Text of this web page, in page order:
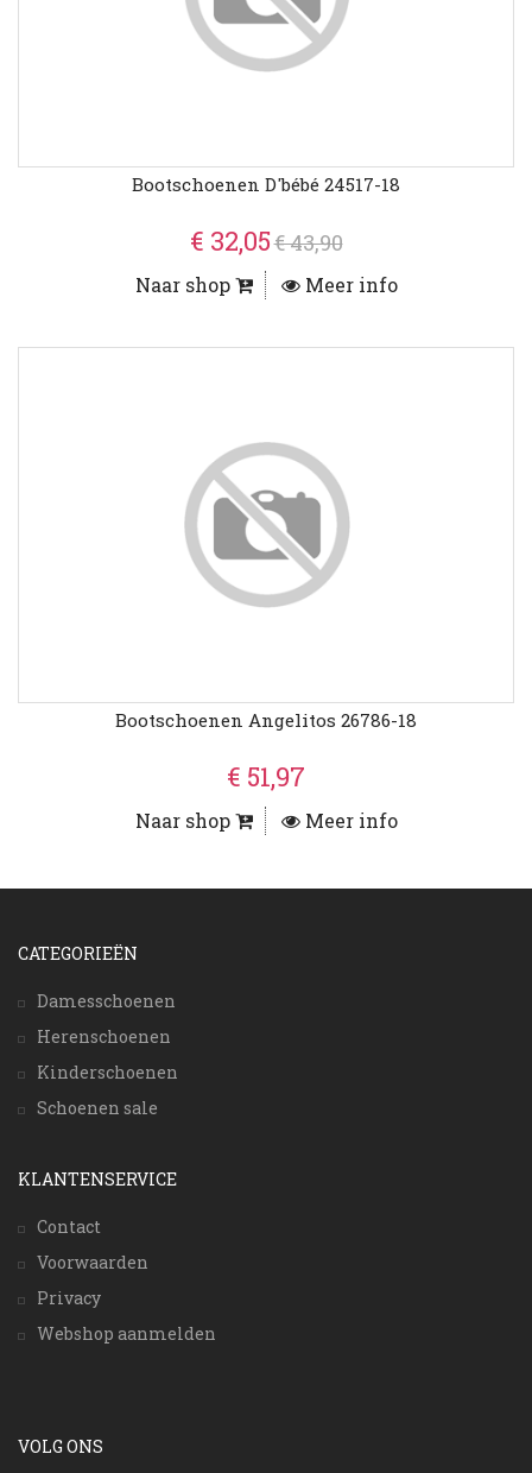
Bootschoenen D'bébé 24517-18
€ 32,05€ 43,90
Naar shop Meer info
Bootschoenen Angelitos 26786-18
€ 51,97
Naar shop Meer info
CATEGORIEËN
Damesschoenen
Herenschoenen
Kinderschoenen
Schoenen sale
KLANTENSERVICE
Contact
Voorwaarden
Privacy
Webshop aanmelden
VOLG ONS